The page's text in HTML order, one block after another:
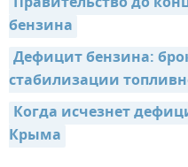
бензина
Дефицит бензина:
стабилизации
Когда исчезнет
Крыма